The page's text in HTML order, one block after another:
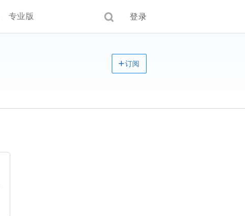
专业版 登录
订阅